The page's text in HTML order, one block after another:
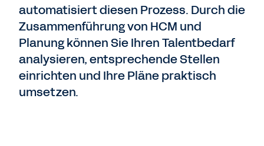
automatisiert diesen Prozess. Durch die
Zusammenführung von HCM und
Planung können Sie Ihren Talentbedarf
analysieren, entsprechende Stellen
einrichten und Ihre Pläne praktisch
umsetzen.